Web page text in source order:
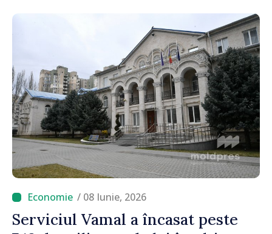
/ 08 Iunie, 2026
Serviciul Vamal a încasat peste